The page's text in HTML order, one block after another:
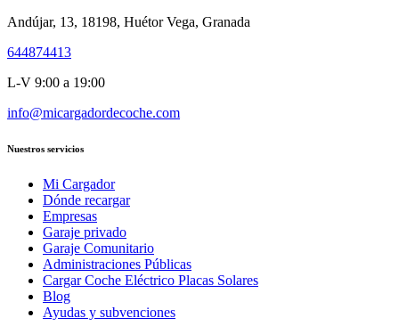
Andújar, 13, 18198, Huétor Vega, Granada
644874413
L-V 9:00 a 19:00
info@micargadordecoche.com
Nuestros servicios
Mi Cargador
Dónde recargar
Empresas
Garaje privado
Garaje Comunitario
Administraciones Públicas
Cargar Coche Eléctrico Placas Solares
Blog
Ayudas y subvenciones